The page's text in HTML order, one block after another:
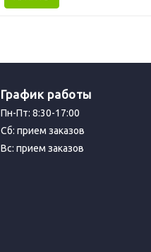
График работы
Пн-Пт: 8:30-17:00
Сб: прием заказов
Вс: прием заказов